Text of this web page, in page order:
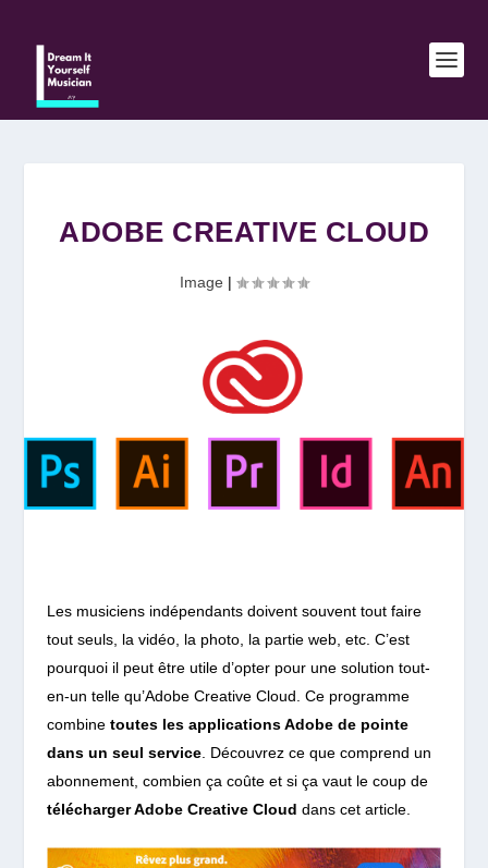
ADOBE CREATIVE CLOUD
Image |
Les musiciens indépendants doivent souvent tout faire
tout seuls, la vidéo, la photo, la partie web, etc. C’est
pourquoi il peut être utile d’opter pour une solution tout-
en-un telle qu’Adobe Creative Cloud. Ce programme
combine toutes les applications Adobe de pointe
dans un seul service. Découvrez ce que comprend un
abonnement, combien ça coûte et si ça vaut le coup de
télécharger Adobe Creative Cloud dans cet article.